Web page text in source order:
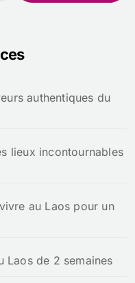
authentiques du
lieux incontournables
au Laos pour un
Laos de 2 semaines